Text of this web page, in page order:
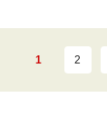
1 2